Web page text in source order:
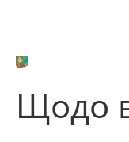
Щодо